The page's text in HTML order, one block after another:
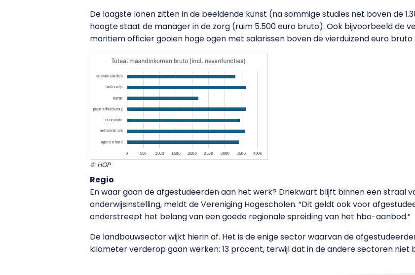
De laagste lonen zitten in de beeldende kunst (na sommige studies net boven de
hoogte staat de manager in de zorg (ruim 5.500 euro bruto). Ook bijvoorbeeld de
maritiem officier gooien hoge ogen met salarissen boven de vierduizend euro
© HOP
Regio
En waar gaan de afgestudeerden aan het werk? Driekwart blijft binnen een straal
onderwijsinstelling, meldt de Vereniging Hogescholen. “Dit geldt ook voor
onderstreept het belang van een goede regionale spreiding van het hbo-aanbod.”
De landbouwsector wijkt hierin af. Het is de enige sector waarvan de
kilometer verderop gaan werken: 13 procent, terwijl dat in de andere sectoren